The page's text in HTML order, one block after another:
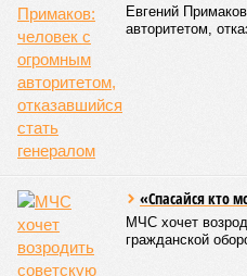
накопившиеся повреждения
работы клетки, а в
какие бы антивозрастные
бы ни пытались замедлить
Цифры
По данным за 2025 год,
продолжительности жизни